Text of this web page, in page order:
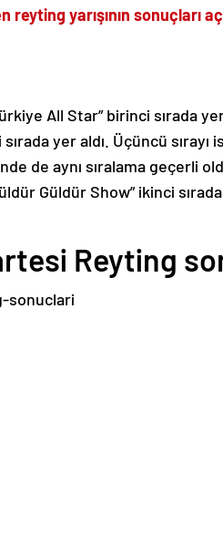
yarışının sonuçları
All Star” birinci sırada
yer aldı. Üçüncü sırayı
de aynı sıralama geçerli
Güldür Show” ikinci
Reyting